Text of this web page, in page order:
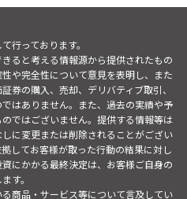
行っております。
ると考える情報源から提供されたもの
や完全性について意見を表明し、また
券の購入、売却、デリバティブ取引、
はありません。また、過去の実績や予
ではございません。提供する情報等は
に変更または削除されることがござい
してお客様が取った行動の結果に対し
にかかる最終決定は、お客様ご自身の
す。
商品・サービス等について言及してい